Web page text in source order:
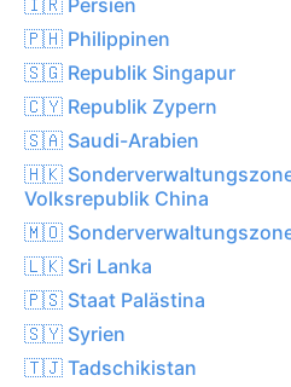
🇵🇭 Philippinen
🇸🇬 Republik Singapur
🇨🇾 Republik Zypern
🇸🇦 Saudi-Arabien
🇭🇰
Volksrepublik China
🇲🇴
🇱🇰 Sri Lanka
🇵🇸 Staat Palästina
🇸🇾 Syrien
🇹🇯 Tadschikistan